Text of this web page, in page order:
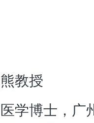
熊教授
医学博士，广